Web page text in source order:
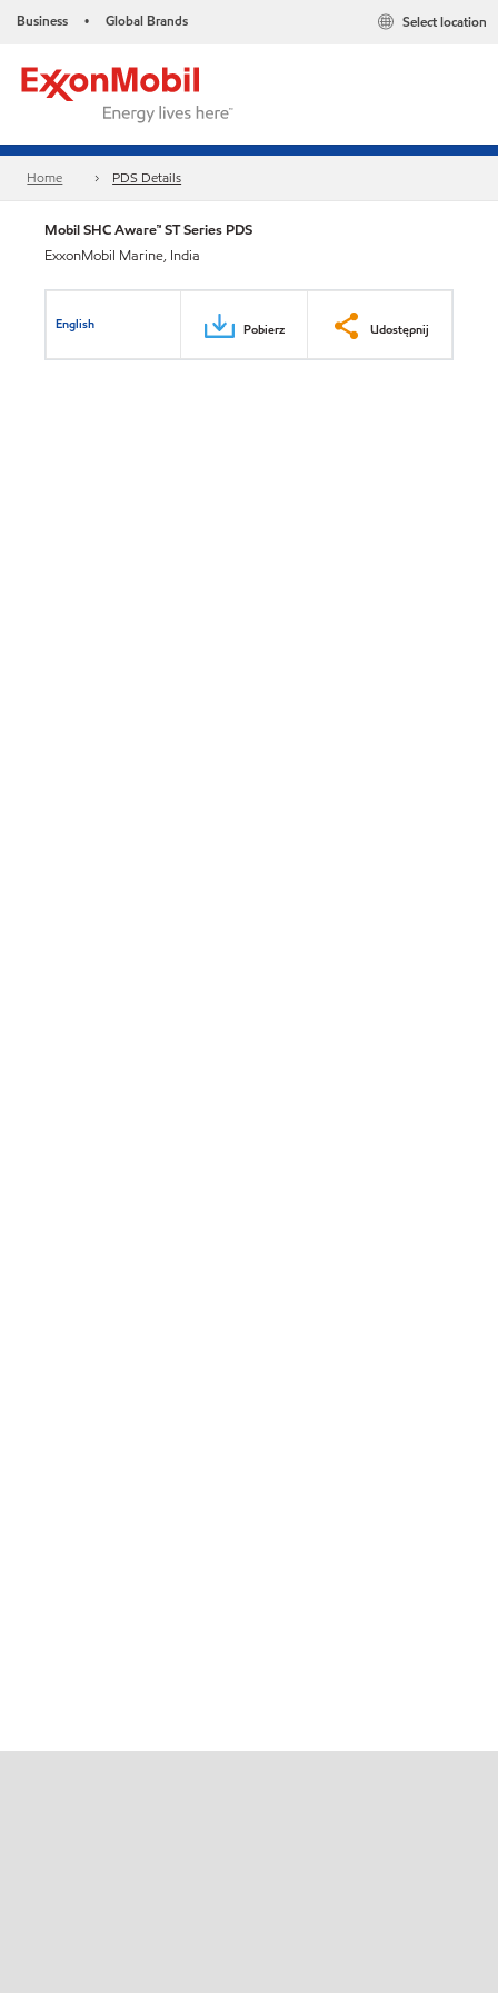
Business • Global Brands Select location
Home PDS Details
Mobil SHC Aware™ ST Series PDS
ExxonMobil Marine, India
English Pobierz Udostępnij